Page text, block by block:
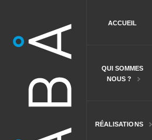
ACCUEIL
QUI SOMMES
NOUS ?
RÉALISATIONS